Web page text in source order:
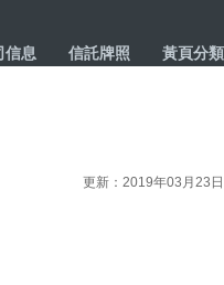
信息 信託牌照 黃頁分類
更新：2019年03月23日